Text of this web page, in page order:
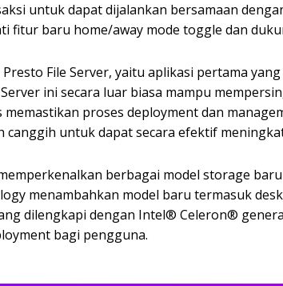
untuk dapat dijalankan bersamaan
fitur baru home/away mode toggle dan
File Server, yaitu aplikasi pertama
ini secara luar biasa mampu
memastikan proses deployment dan
canggih untuk dapat secara efektif
berbagai model storage
menambahkan model baru termasuk
dilengkapi dengan Intel® Celeron®
bagi pengguna.